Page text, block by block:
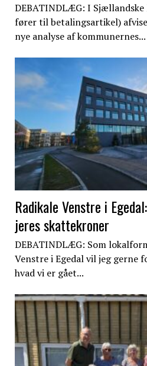
DEBATINDLÆG: I Sjællandske
fører til betalingsartikel)
nye analyse af kommunernes...
Radikale Venstre i
jeres skattekroner
DEBATINDLÆG: Som
Venstre i Egedal vil jeg gerne
hvad vi er gået...